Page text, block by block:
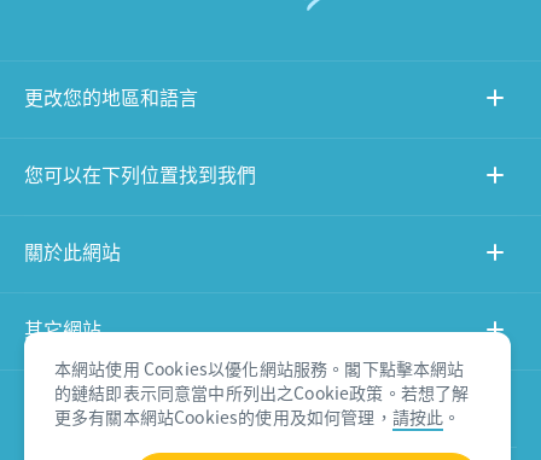
本網站使用 Cookies以優化網站服務。閣下點擊本網站
的鏈結即表示同意當中所列出之Cookie政策。若想了解
更多有關本網站Cookies的使用及如何管理， 請按此 。
更改您的地區和語言
您可以在下列位置找到我們
關於此網站
其它網站
產品免責聲明